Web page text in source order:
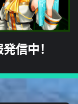
信中！